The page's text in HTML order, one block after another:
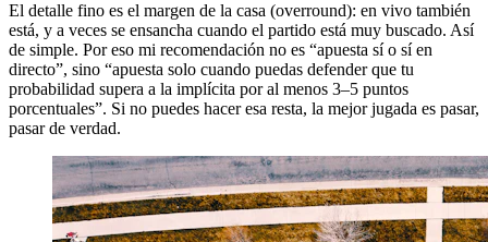
El detalle fino es el margen de la casa (overround): en vivo también
está, y a veces se ensancha cuando el partido está muy buscado. Así
de simple. Por eso mi recomendación no es “apuesta sí o sí en
directo”, sino “apuesta solo cuando puedas defender que tu
probabilidad supera a la implícita por al menos 3–5 puntos
porcentuales”. Si no puedes hacer esa resta, la mejor jugada es pasar,
pasar de verdad.